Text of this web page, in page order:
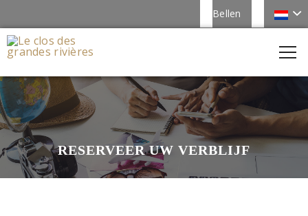
Bellen
RESERVEER UW VERBLIJF